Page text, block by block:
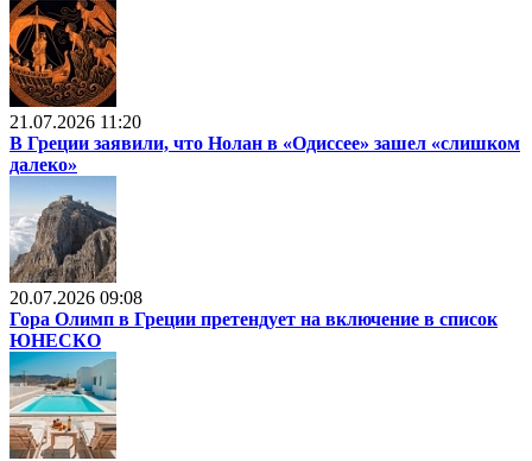
21.07.2026 11:20
В Греции заявили, что Нолан в «Одиссее» зашел «слишком
далеко»
20.07.2026 09:08
Гора Олимп в Греции претендует на включение в список
ЮНЕСКО